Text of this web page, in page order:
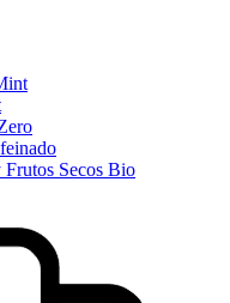
Secos Bio